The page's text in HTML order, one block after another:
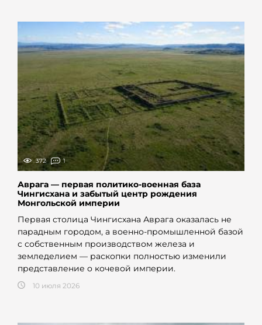
372 1
Аврага — первая политико-военная база
Чингисхана и забытый центр рождения
Монгольской империи
Первая столица Чингисхана Аврага оказалась не
парадным городом, а военно-промышленной базой
с собственным производством железа и
земледелием — раскопки полностью изменили
представление о кочевой империи.
10 июля 2026